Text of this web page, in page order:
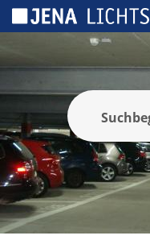
Cookie-Einstellungen